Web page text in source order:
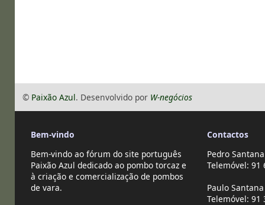
© Paixão Azul. Desenvolvido por W-negócios
Bem-vindo
Bem-vindo ao fórum do site português
Paixão Azul dedicado ao pombo torcaz e
à criação e comercialização de pombos
de vara.
Contactos
Pedro
Telemóvel: 91
Paulo
Telemóvel: 91